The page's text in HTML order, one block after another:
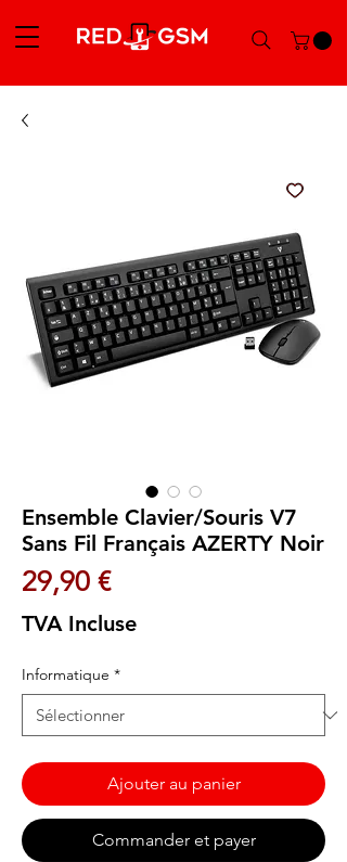
Ensemble Clavier/Souris V7
Sans Fil Français AZERTY Noir
29,90 €Prix
TVA Incluse
Informatique *
Ajouter au panier
Commander et payer